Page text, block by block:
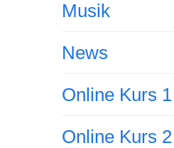
Musik
News
Online Kurs 1
Online Kurs 2